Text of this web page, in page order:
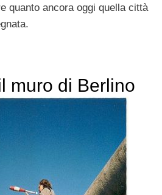
quanto ancora oggi quella città
muro di Berlino